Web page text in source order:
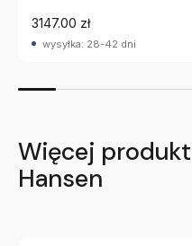
3147.00 zł
wysyłka: 28-42 dni
Więcej
Hansen